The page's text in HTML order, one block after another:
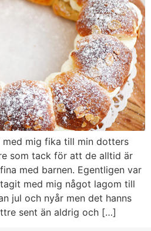
med mig fika till min dotters
som tack för att de alltid är
med barnen. Egentligen var
med mig något lagom till
jul och nyår men det hanns
sent än aldrig och […]